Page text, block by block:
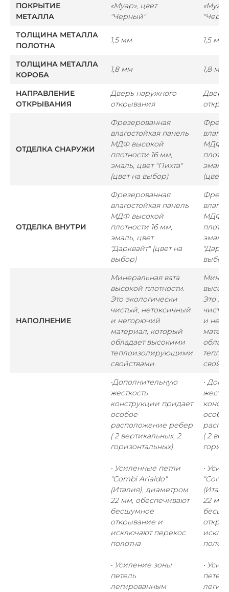
ПОКРЫТИЕ
МЕТАЛЛА
«Муар», цвет
"Черный"
ТОЛЩИНА МЕТАЛЛА
ПОЛОТНА
1,5 мм 1,5 мм
ТОЛЩИНА МЕТАЛЛА
КОРОБА
1,8 мм 1,8 мм
НАПРАВЛЕНИЕ
ОТКРЫВАНИЯ
Дверь наружного
открывания
Дверь
ОТДЕЛКА СНАРУЖИ
Фрезерованная
влагостойкая панель
МДФ высокой
плотности 16 мм,
эмаль, цвет "Пихта"
(цвет на выбор)
МДФ
эмаль,
(цвет
ОТДЕЛКА ВНУТРИ
Фрезерованная
влагостойкая панель
МДФ высокой
плотности 16 мм,
эмаль, цвет
"Дарквайт" (цвет на
выбор)
МДФ
эмаль,
выбор)
НАПОЛНЕНИЕ
Минеральная вата
высокой плотности.
Это экологически
чистый, нетоксичный
и негорючий
материал, который
обладает высокими
теплоизолирующими
свойствами.
Это
и
•Дополнительную
жесткость
конструкции придает
особое
расположение ребер
( 2 вертикальных, 2
горизонтальных)
• Усиленные петли
"Combi Arialdo"
(Италия), диаметром
22 мм, обеспечивают
бесшумное
открывание и
исключают перекос
полотна
• Усиление зоны
петель
легированным
•
( 2
•
22 мм,
•
петель